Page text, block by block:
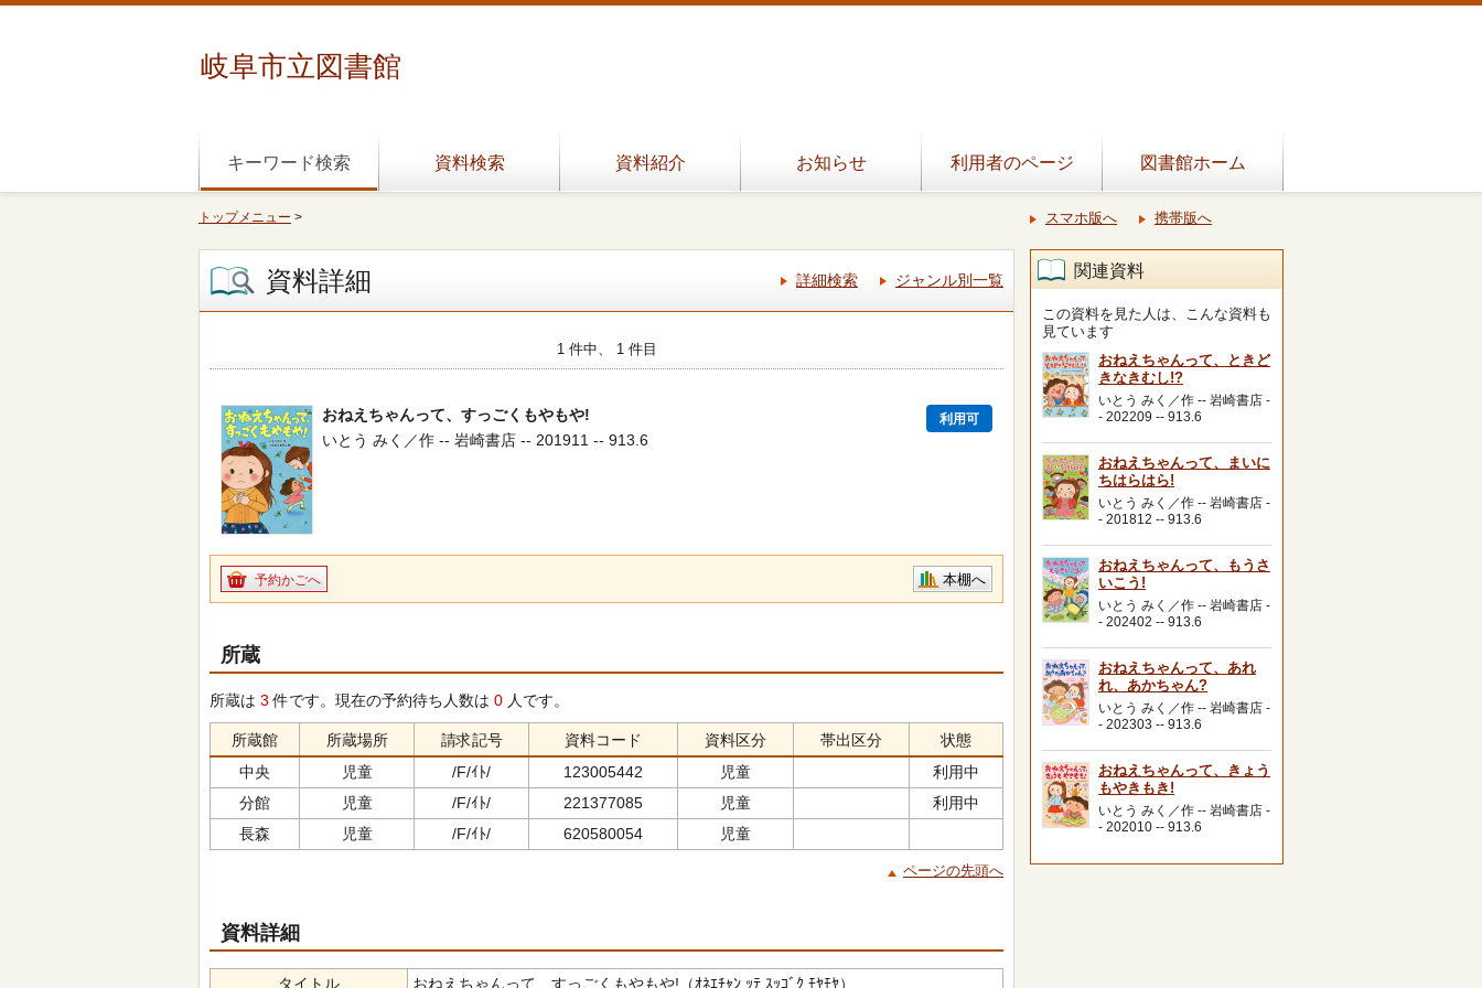
岐阜市立図書館
キーワード検索 資料検索 資料紹介 お知らせ 利用者のページ 図書館ホーム
トップメニュー > スマホ版へ 携帯版へ
資料詳細 詳細検索 ジャンル別一覧
1 件中、 1 件目
おねえちゃんって、すっごくもやもや! 利用可
いとう みく／作 -- 岩崎書店 -- 201911 -- 913.6
予約かごへ 本棚へ
所蔵
所蔵は 3 件です。現在の予約待ち人数は 0 人です。
所蔵館 所蔵場所 請求記号 資料コード 資料区分 帯出区分
状態
中央
児童 /F/ｲﾄ/ 123005442 児童
利用中
分館
児童 /F/ｲﾄ/ 221377085 児童
利用中
長森
児童 /F/ｲﾄ/ 620580054 児童
ページの先頭へ
資料詳細
タイトル おねえちゃんって、すっごくもやもや!（ｵﾈｴﾁｬﾝ ｯﾃ ｽｯｺﾞｸ ﾓﾔﾓﾔ）
関連資料
この資料を見た人は、こんな資料も
見ています
おねえちゃんって、ときど
きなきむし!?
いとう みく／作 -- 岩崎書店 -
- 202209 -- 913.6
おねえちゃんって、まいに
ちはらはら!
いとう みく／作 -- 岩崎書店 -
- 201812 -- 913.6
おねえちゃんって、もうさ
いこう!
いとう みく／作 -- 岩崎書店 -
- 202402 -- 913.6
おねえちゃんって、あれ
れ、あかちゃん?
いとう みく／作 -- 岩崎書店 -
- 202303 -- 913.6
おねえちゃんって、きょう
もやきもき!
いとう みく／作 -- 岩崎書店 -
- 202010 -- 913.6